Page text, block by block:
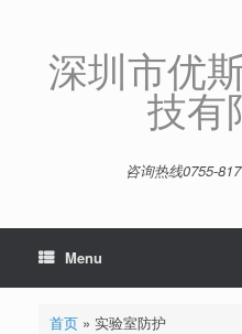
深圳市优
技有
咨询热线0755-
Menu
首页» 实验室防护